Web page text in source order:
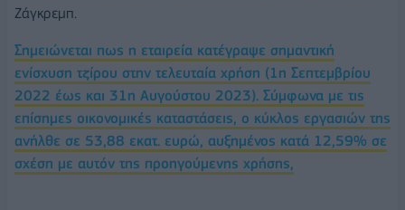
Ζάγκρεμπ.
Σημειώνεται πως η εταιρεία κατέγραψε σημαντική
ενίσχυση τζίρου στην τελευταία χρήση (1η Σεπτεμβρίου
2022 έως και 31η Αυγούστου 2023). Σύμφωνα με τις
επίσημες οικονομικές καταστάσεις, ο κύκλος εργασιών της
ανήλθε σε 53,88 εκατ. ευρώ, αυξημένος κατά 12,59% σε
σχέση με αυτόν της προηγούμενης χρήσης,